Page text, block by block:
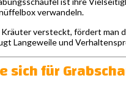
verwandeln.
versteckt, fördert man
Langeweile und
sich für